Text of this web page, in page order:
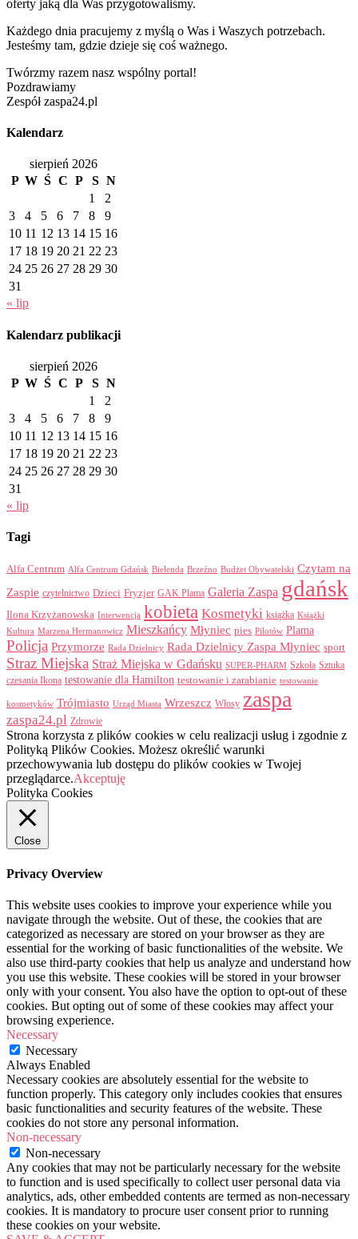
oferty jaką dla Was przygotowaliśmy.
Każdego dnia pracujemy z myślą o Was i Waszych potrzebach.
Jesteśmy tam, gdzie dzieje się coś ważnego.
Twórzmy razem nasz wspólny portal!
Pozdrawiamy
Zespół zaspa24.pl
Kalendarz
sierpień 2026
P W Ś C P S N
1
2
3
4 5 6 7 8
9
10 11 12 13 14 15 16
17 18 19 20 21 22 23
24 25 26 27 28 29 30
31
« lip
Kalendarz publikacji
sierpień 2026
P W Ś C P S N
1
2
3
4 5 6 7 8
9
10 11 12 13 14 15 16
17 18 19 20 21 22 23
24 25 26 27 28 29 30
31
« lip
Tagi
Alfa Centrum Alfa Centrum Gdańsk Bielenda Brzeźno Budżet Obywatelski Czytam na
Zaspie czytelnictwo Dzieci Fryzjer GAK Plama Galeria Zaspa gdańsk
Ilona Krzyżanowska Interwencja kobieta Kosmetyki książka Książki
Kultura Marzena Hermanowicz Mieszkańcy Młyniec pies Pilotów Plama
Policja Przymorze Rada Dzielnicy Rada Dzielnicy Zaspa Młyniec sport
Straz Miejska Straż Miejska w Gdańsku SUPER-PHARM Szkoła Sztuka
czesania Ikona testowanie dla Hamilton testowanie i zarabianie testowanie
kosmetyków Trójmiasto Urząd Miasta Wrzeszcz Włosy zaspa
zaspa24.pl Zdrowie
Strona korzysta z plików cookies w celu realizacji usług i zgodnie z
Polityką Plików Cookies. Możesz określić warunki
przechowywania lub dostępu do plików cookies w Twojej
przeglądarce.Akceptuję
Polityka Cookies
Close
Privacy Overview
This website uses cookies to improve your experience while you
navigate through the website. Out of these, the cookies that are
categorized as necessary are stored on your browser as they are
essential for the working of basic functionalities of the website. We
also use third-party cookies that help us analyze and understand how
you use this website. These cookies will be stored in your browser
only with your consent. You also have the option to opt-out of these
cookies. But opting out of some of these cookies may affect your
browsing experience.
Necessary
Necessary
Always Enabled
Necessary cookies are absolutely essential for the website to
function properly. This category only includes cookies that ensures
basic functionalities and security features of the website. These
cookies do not store any personal information.
Non-necessary
Non-necessary
Any cookies that may not be particularly necessary for the website
to function and is used specifically to collect user personal data via
analytics, ads, other embedded contents are termed as non-necessary
cookies. It is mandatory to procure user consent prior to running
these cookies on your website.